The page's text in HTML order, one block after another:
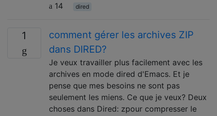
14
dired
1
comment gérer les archives ZIP
dans DIRED?
Je veux travailler plus facilement avec les
archives en mode dired d'Emacs. Et je
pense que mes besoins ne sont pas
seulement les miens. Ce que je veux? Deux
choses dans Dired: zpour compresser le